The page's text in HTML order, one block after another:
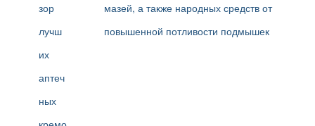
мазей, а также народных средств от
повышенной потливости подмышек